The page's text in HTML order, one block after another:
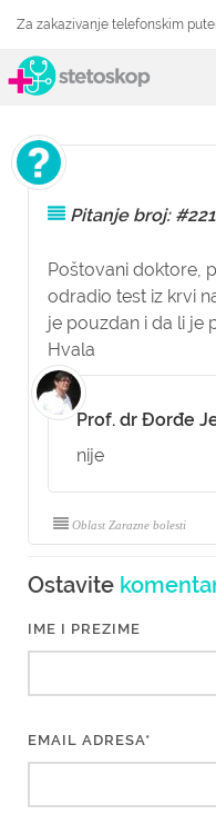
Za zakazivanje telefonskim
Pitanje broj:
Poštovani doktore,
odradio test iz krvi
je pouzdan i da li je
Hvala
Prof. dr Đorđe
nije
Oblast Zarazne bolesti
Ostavite
IME I PREZIME
EMAIL ADRESA*